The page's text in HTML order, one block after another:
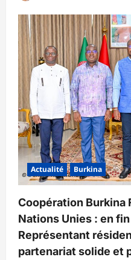
Actualité Burkina
Coopération Burkina
Nations Unies : en
Représentant
partenariat solide et